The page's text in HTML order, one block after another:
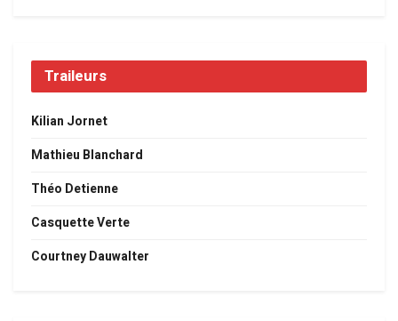
Traileurs
Kilian Jornet
Mathieu Blanchard
Théo Detienne
Casquette Verte
Courtney Dauwalter